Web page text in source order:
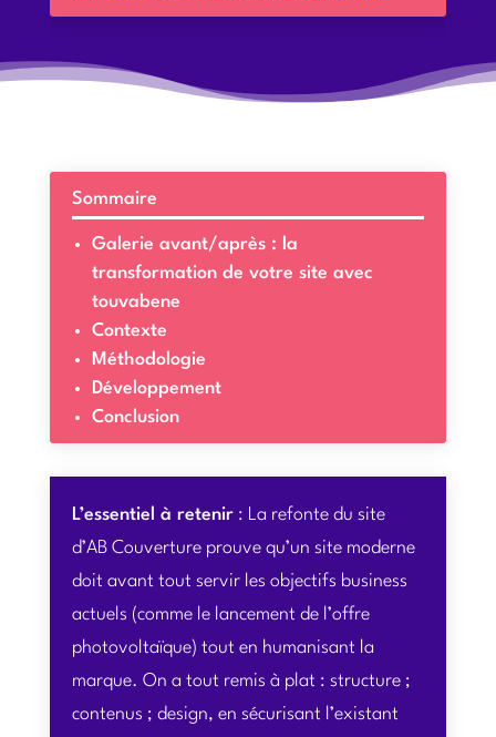
Sommaire
Galerie avant/après : la
transformation de votre site avec
touvabene
Contexte
Méthodologie
Développement
Conclusion
L’essentiel à retenir: La refonte du site
d’AB Couverture prouve qu’un site moderne
doit avant tout servir les objectifs business
actuels (comme le lancement de l’offre
photovoltaïque) tout en humanisant la
marque. On a tout remis à plat : structure ;
contenus ; design, en sécurisant l’existant